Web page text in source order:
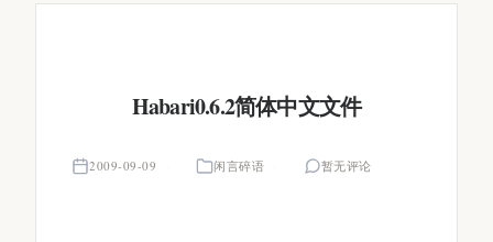
Habari0.6.2简体中文文件
2009-09-09 闲言碎语 暂无评论